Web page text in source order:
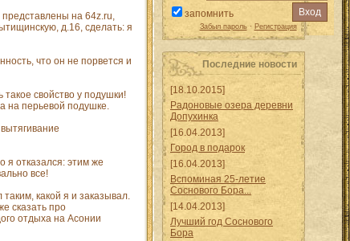
представлены на 64z.ru,
д.16, сделать: я
что он не порвется и
свойство у подушки!
на перьевой подушке.
я отказался: этим же
все!
какой я и заказывал.
сказать про
отдыха на Асонии
запомнить
Забыл пароль· Регистрация
Последние новости
[18.10.2015]
Радоновые озера деревни
Допухинка
[16.04.2013]
Город в подарок
[16.04.2013]
Вспоминая 25-летие
Соснового Бора...
[14.04.2013]
Лучший год Соснового
Бора